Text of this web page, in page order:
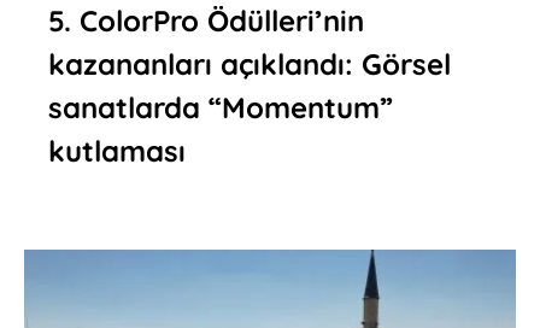
5. ColorPro Ödülleri’nin
kazananları açıklandı: Görsel
sanatlarda “Momentum”
kutlaması